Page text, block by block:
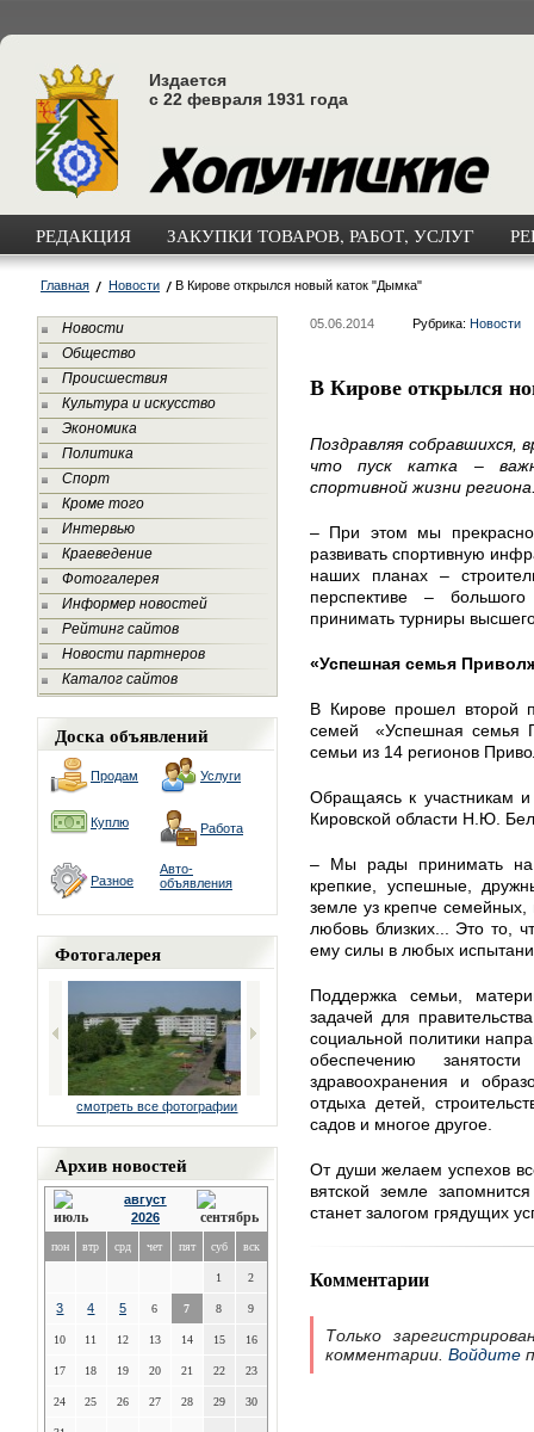
Издается
с 22 февраля 1931 года
РЕДАКЦИЯ ЗАКУПКИ ТОВАРОВ, РАБОТ, УСЛУГ
Главная Новости В Кирове открылся новый каток "Дымка"
Новости
Общество
Происшествия
Культура и искусство
Экономика
Политика
Спорт
Кроме того
Интервью
Краеведение
Фотогалерея
Информер новостей
Рейтинг сайтов
Новости партнеров
Каталог сайтов
Доска объявлений
Продам Услуги
Куплю Работа
Разное
Авто-
объявления
Фотогалерея
смотреть все фотографии
Архив новостей
август
2026
пон втр срд чет пят суб вск
1 2
3 4 5 6 7 8 9
10 11 12 13 14 15 16
17 18 19 20 21 22 23
24 25 26 27 28 29 30
05.06.2014 Рубрика: Новости
В Кирове открылся
Поздравляя
что пуск катка –
спортивной жизни
– При этом мы
развивать спортивную
наших планах –
перспективе –
принимать турниры
«Успешная семья
В Кирове прошел второй
семей «Успешная семья
семьи из 14 регионов
Обращаясь к участникам
Кировской области Н.Ю.
– Мы рады принимать на
крепкие, успешные,
земле уз крепче
любовь близких... Это то,
ему силы в любых
Поддержка семьи,
задачей для
социальной политики
обеспечению
здравоохранения и
отдыха детей,
садов и многое другое.
От души желаем успехов
вятской земле
станет залогом грядущих
Комментарии
Только
комментарии. Войдите